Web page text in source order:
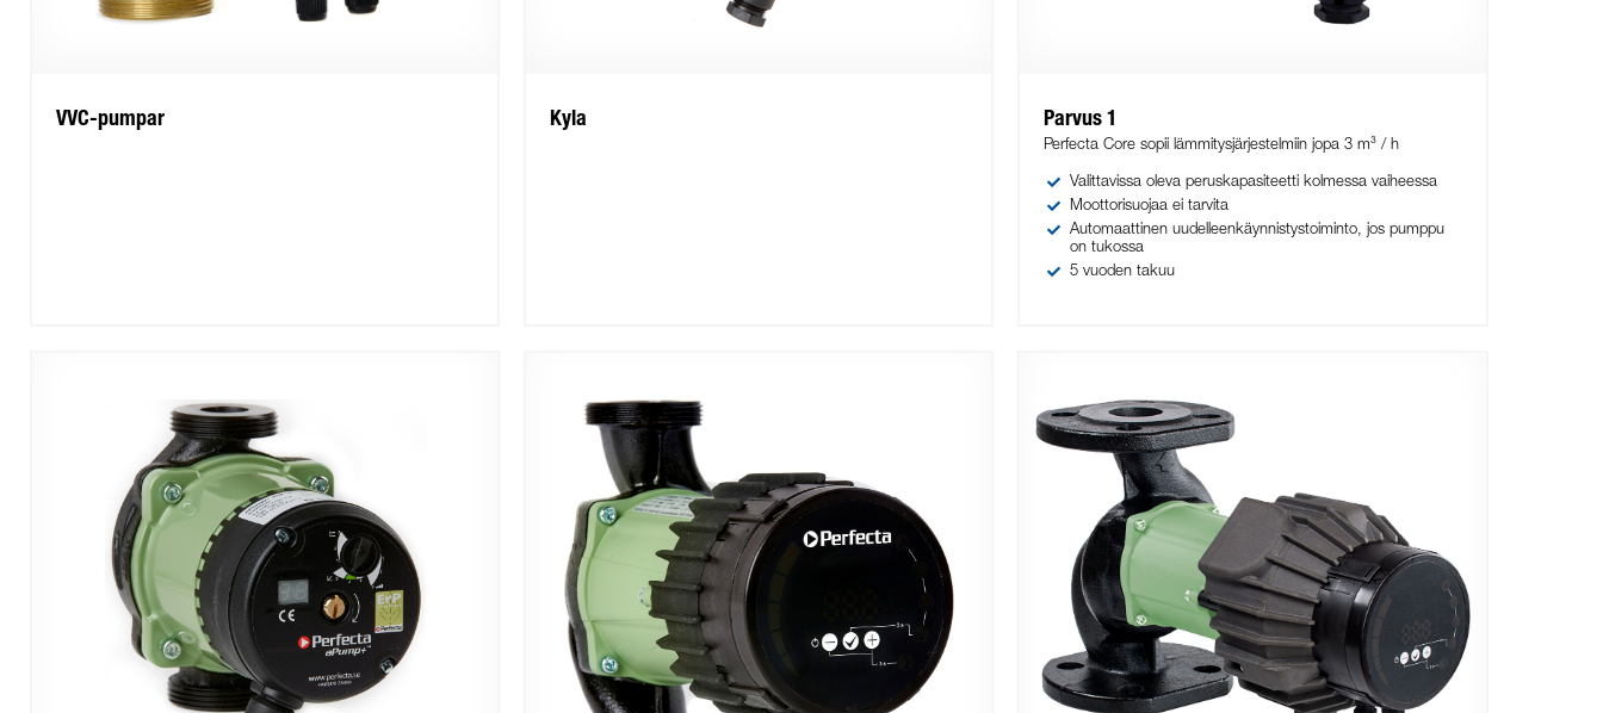
VVC-pumpar Kyla Parvus 1
Perfecta Core sopii lämmitysjärjestelmiin jopa 3 m³ / h
Valittavissa oleva peruskapasiteetti kolmessa vaiheessa
Moottorisuojaa ei tarvita
Automaattinen uudelleenkäynnistystoiminto, jos pumppu
on tukossa
5 vuoden takuu